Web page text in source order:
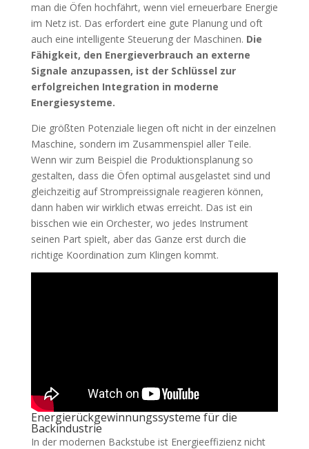
man die Öfen hochfährt, wenn viel erneuerbare Energie
im Netz ist. Das erfordert eine gute Planung und oft
auch eine intelligente Steuerung der Maschinen. Die
Fähigkeit, den Energieverbrauch an externe
Signale anzupassen, ist der Schlüssel zur
erfolgreichen Integration in moderne
Energiesysteme.
Die größten Potenziale liegen oft nicht in der einzelnen
Maschine, sondern im Zusammenspiel aller Teile.
Wenn wir zum Beispiel die Produktionsplanung so
gestalten, dass die Öfen optimal ausgelastet sind und
gleichzeitig auf Strompreissignale reagieren können,
dann haben wir wirklich etwas erreicht. Das ist ein
bisschen wie ein Orchester, wo jedes Instrument
seinen Part spielt, aber das Ganze erst durch die
richtige Koordination zum Klingen kommt.
Energierückgewinnungssysteme für die
Backindustrie
In der modernen Backstube ist Energieeffizienz nicht